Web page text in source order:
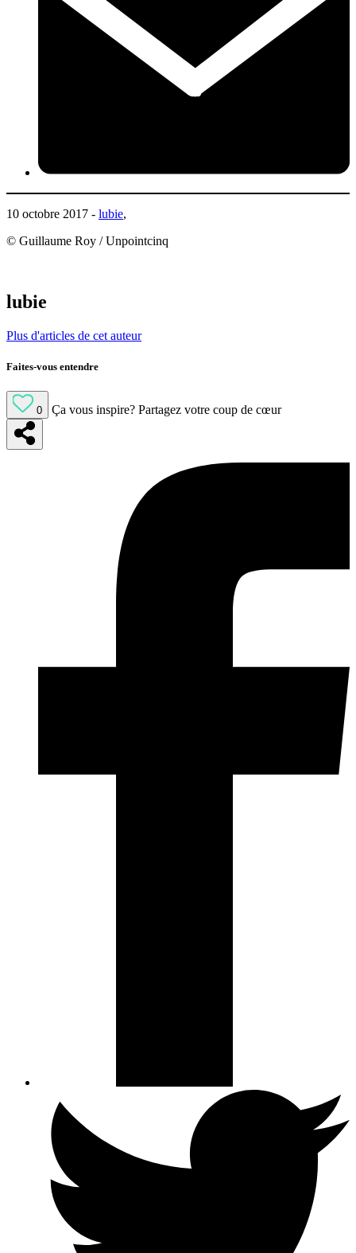
10 octobre 2017 - lubie,
© Guillaume Roy / Unpointcinq
lubie
Plus d'articles de cet auteur
Faites-vous entendre
0 Ça vous inspire? Partagez votre coup de cœur